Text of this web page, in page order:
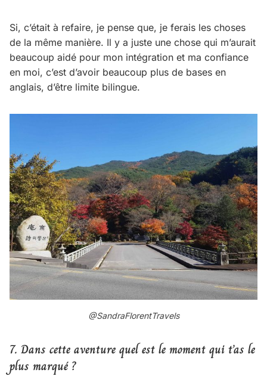
Si, c’était à refaire, je pense que, je ferais les choses
de la même manière. Il y a juste une chose qui m’aurait
beaucoup aidé pour mon intégration et ma confiance
en moi, c’est d’avoir beaucoup plus de bases en
anglais, d’être limite bilingue.
@SandraFlorentTravels
7. Dans cette aventure quel est le moment qui t’as le
plus marqué ?